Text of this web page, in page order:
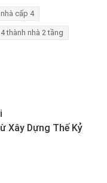
cấp 4
thành nhà 2 tầng
Xây Dựng Thế Kỷ